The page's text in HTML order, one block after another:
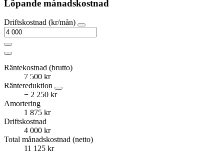
Löpande månadskostnad
Driftskostnad (kr/mån)
Räntekostnad (brutto)
7 500 kr
Räntereduktion
− 2 250 kr
Amortering
1 875 kr
Driftskostnad
4 000 kr
Total månadskostnad (netto)
11 125 kr